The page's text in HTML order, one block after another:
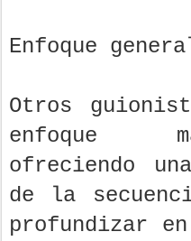
Enfoque
Otros
enfoque
ofreciendo
de la
profundizar